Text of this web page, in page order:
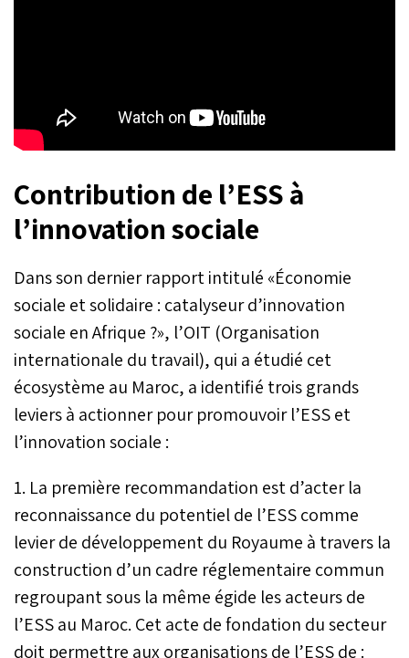
Contribution de l’ESS à
l’innovation sociale
Dans son dernier rapport intitulé «Économie
sociale et solidaire : catalyseur d’innovation
sociale en Afrique ?», l’OIT (Organisation
internationale du travail), qui a étudié cet
écosystème au Maroc, a identifié trois grands
leviers à actionner pour promouvoir l’ESS et
l’innovation sociale :
1. La première recommandation est d’acter la
reconnaissance du potentiel de l’ESS comme
levier de développement du Royaume à travers la
construction d’un cadre réglementaire commun
regroupant sous la même égide les acteurs de
l’ESS au Maroc. Cet acte de fondation du secteur
doit permettre aux organisations de l’ESS de :